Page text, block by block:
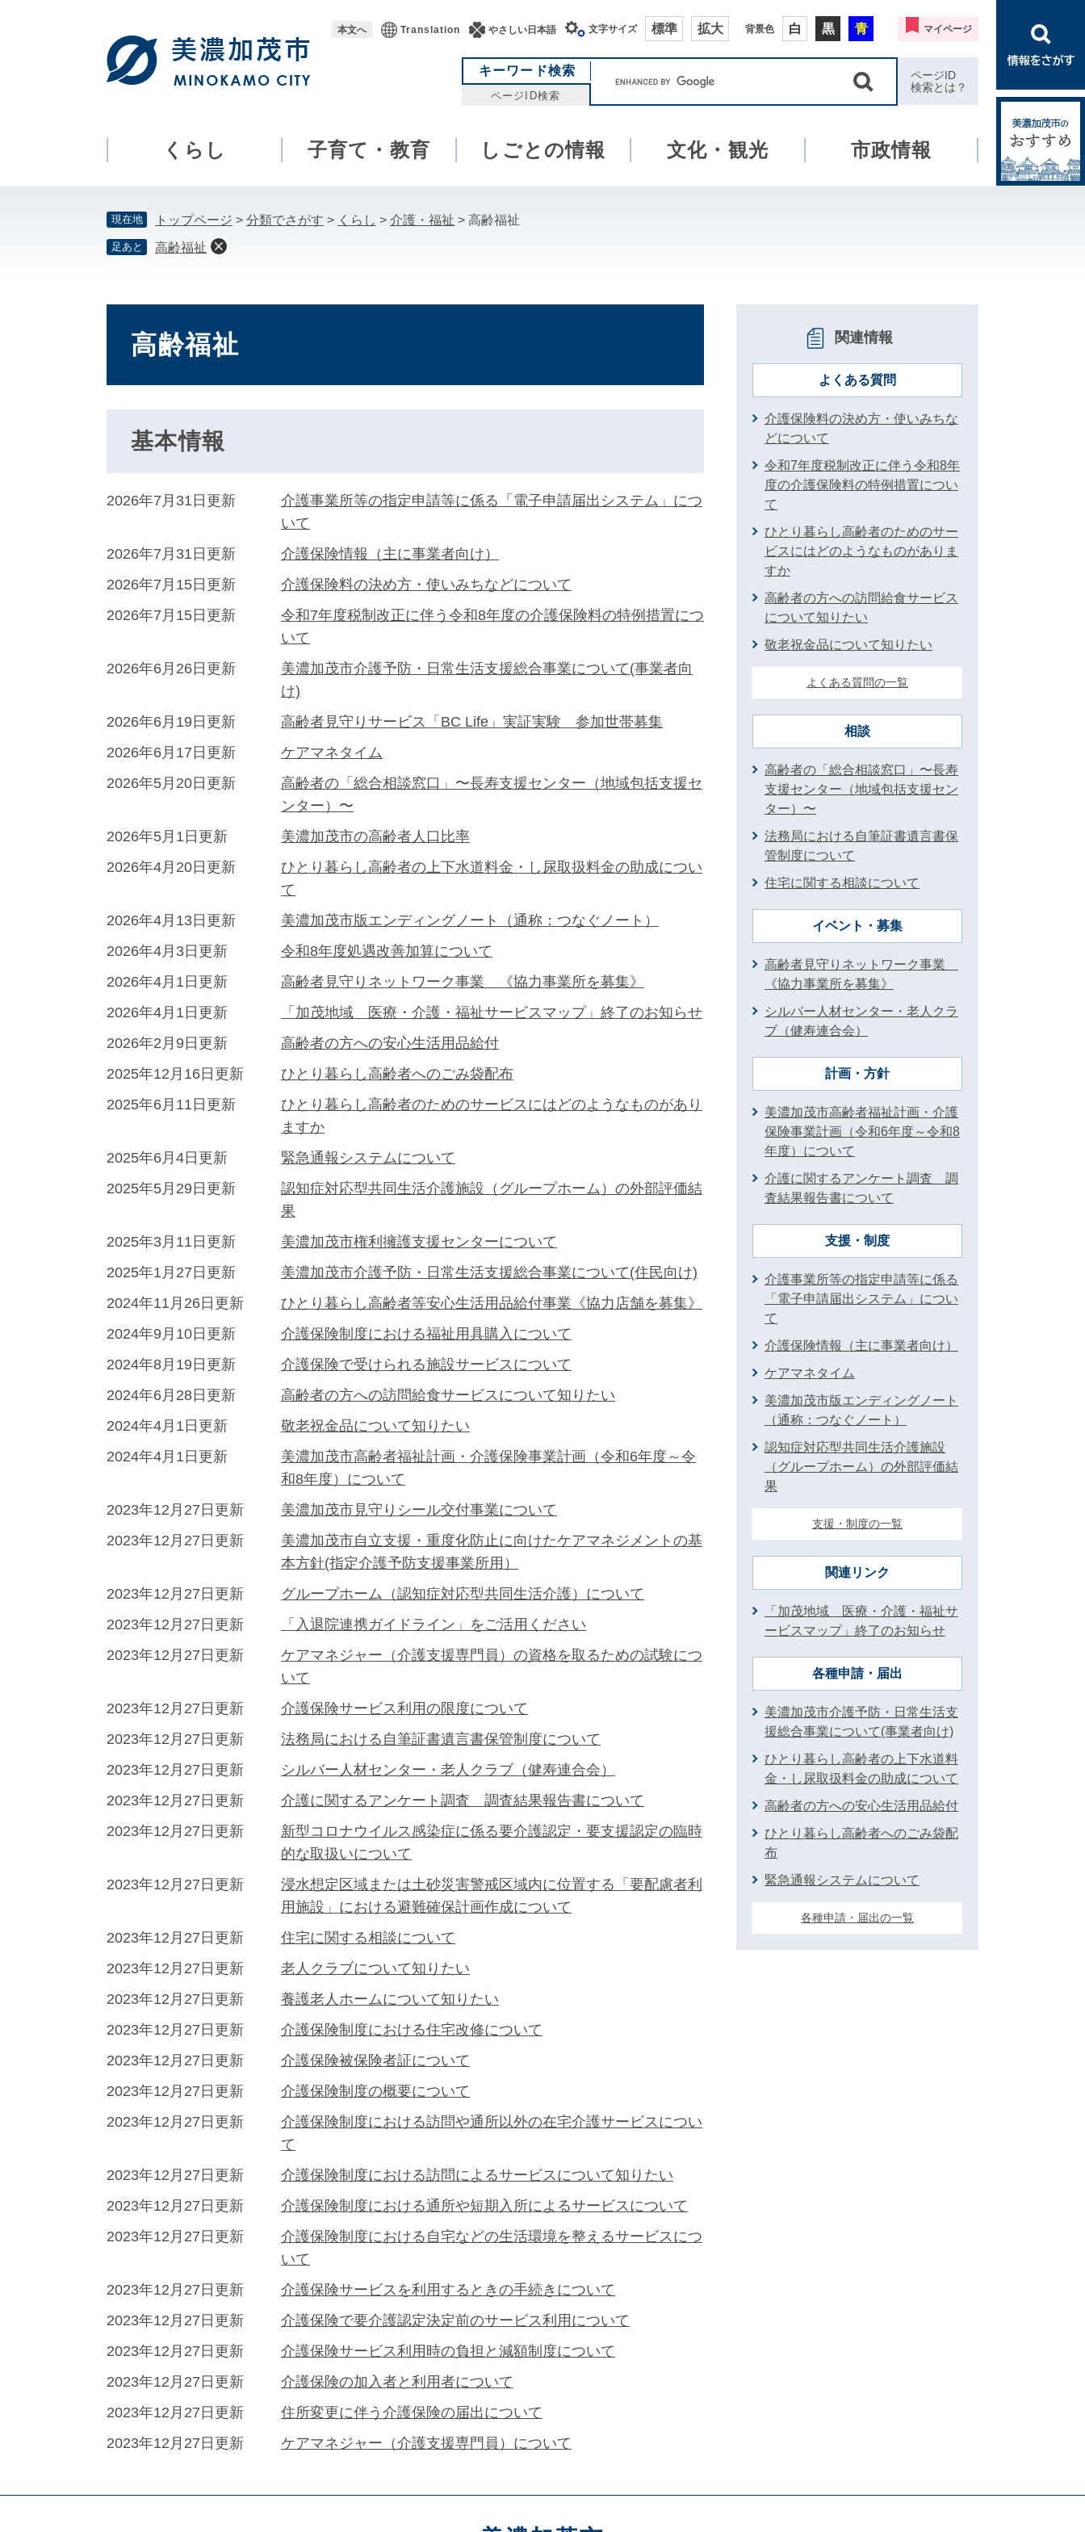
本
本文へ Translation やさしい日本語 文字サイズ 標準 拡大 背景色 白 黒 青 マイページ
キーワード検索
ページID検索
ワ
ド
索
ページID
検索とは？
くらし 子育て・教育 しごとの情報 文化・観光 市政情報
現在地 トップページ > 分類でさがす > くらし > 介護・福祉 > 高齢福祉
足あと 高齢福祉
高齢福祉
基本情報
2026年7月31日更新
介護事業所等の指定申請等に係る「電子申請届出システム」につ
いて
2026年7月31日更新
介護保険情報（主に事業者向け）
2026年7月15日更新
介護保険料の決め方・使いみちなどについて
2026年7月15日更新
令和7年度税制改正に伴う令和8年度の介護保険料の特例措置につ
いて
2026年6月26日更新
美濃加茂市介護予防・日常生活支援総合事業について(事業者向
け)
2026年6月19日更新
高齢者見守りサービス「BC Life」実証実験 参加世帯募集
2026年6月17日更新
ケアマネタイム
2026年5月20日更新
高齢者の「総合相談窓口」〜長寿支援センター（地域包括支援セ
ンター）〜
2026年5月1日更新
美濃加茂市の高齢者人口比率
2026年4月20日更新
ひとり暮らし高齢者の上下水道料金・し尿取扱料金の助成につい
て
2026年4月13日更新
美濃加茂市版エンディングノート（通称：つなぐノート）
2026年4月3日更新
令和8年度処遇改善加算について
2026年4月1日更新
高齢者見守りネットワーク事業 《協力事業所を募集》
2026年4月1日更新
「加茂地域 医療・介護・福祉サービスマップ」終了のお知らせ
2026年2月9日更新
高齢者の方への安心生活用品給付
2025年12月16日更新
ひとり暮らし高齢者へのごみ袋配布
2025年6月11日更新
ひとり暮らし高齢者のためのサービスにはどのようなものがあり
ますか
2025年6月4日更新
緊急通報システムについて
2025年5月29日更新
認知症対応型共同生活介護施設（グループホーム）の外部評価結
果
2025年3月11日更新
美濃加茂市権利擁護支援センターについて
2025年1月27日更新
美濃加茂市介護予防・日常生活支援総合事業について(住民向け)
2024年11月26日更新
ひとり暮らし高齢者等安心生活用品給付事業《協力店舗を募集》
2024年9月10日更新
介護保険制度における福祉用具購入について
2024年8月19日更新
介護保険で受けられる施設サービスについて
2024年6月28日更新
高齢者の方への訪問給食サービスについて知りたい
2024年4月1日更新
敬老祝金品について知りたい
2024年4月1日更新
美濃加茂市高齢者福祉計画・介護保険事業計画（令和6年度～令
和8年度）について
2023年12月27日更新
美濃加茂市見守りシール交付事業について
2023年12月27日更新
美濃加茂市自立支援・重度化防止に向けたケアマネジメントの基
本方針(指定介護予防支援事業所用）
2023年12月27日更新
グループホーム（認知症対応型共同生活介護）について
2023年12月27日更新
「入退院連携ガイドライン」をご活用ください
2023年12月27日更新
ケアマネジャー（介護支援専門員）の資格を取るための試験につ
いて
2023年12月27日更新
介護保険サービス利用の限度について
2023年12月27日更新
法務局における自筆証書遺言書保管制度について
2023年12月27日更新
シルバー人材センター・老人クラブ（健寿連合会）
2023年12月27日更新
介護に関するアンケート調査 調査結果報告書について
2023年12月27日更新
新型コロナウイルス感染症に係る要介護認定・要支援認定の臨時
的な取扱いについて
2023年12月27日更新
浸水想定区域または土砂災害警戒区域内に位置する「要配慮者利
用施設」における避難確保計画作成について
2023年12月27日更新
住宅に関する相談について
2023年12月27日更新
老人クラブについて知りたい
2023年12月27日更新
養護老人ホームについて知りたい
2023年12月27日更新
介護保険制度における住宅改修について
2023年12月27日更新
介護保険被保険者証について
2023年12月27日更新
介護保険制度の概要について
2023年12月27日更新
介護保険制度における訪問や通所以外の在宅介護サービスについ
て
2023年12月27日更新
介護保険制度における訪問によるサービスについて知りたい
2023年12月27日更新
介護保険制度における通所や短期入所によるサービスについて
2023年12月27日更新
介護保険制度における自宅などの生活環境を整えるサービスにつ
いて
2023年12月27日更新
介護保険サービスを利用するときの手続きについて
2023年12月27日更新
介護保険で要介護認定決定前のサービス利用について
2023年12月27日更新
介護保険サービス利用時の負担と減額制度について
2023年12月27日更新
介護保険の加入者と利用者について
2023年12月27日更新
住所変更に伴う介護保険の届出について
2023年12月27日更新
ケアマネジャー（介護支援専門員）について
関連情報
よくある質問
介護保険料の決め方・使いみちな
どについて
令和7年度税制改正に伴う令和8年
度の介護保険料の特例措置につい
て
ひとり暮らし高齢者のためのサー
ビスにはどのようなものがありま
すか
高齢者の方への訪問給食サービス
について知りたい
敬老祝金品について知りたい
よくある質問の一覧
相談
高齢者の「総合相談窓口」〜長寿
支援センター（地域包括支援セン
ター）〜
法務局における自筆証書遺言書保
管制度について
住宅に関する相談について
イベント・募集
高齢者見守りネットワーク事業
《協力事業所を募集》
シルバー人材センター・老人クラ
ブ（健寿連合会）
計画・方針
美濃加茂市高齢者福祉計画・介護
保険事業計画（令和6年度～令和8
年度）について
介護に関するアンケート調査 調
査結果報告書について
支援・制度
介護事業所等の指定申請等に係る
「電子申請届出システム」につい
て
介護保険情報（主に事業者向け）
ケアマネタイム
美濃加茂市版エンディングノート
（通称：つなぐノート）
認知症対応型共同生活介護施設
（グループホーム）の外部評価結
果
支援・制度の一覧
関連リンク
「加茂地域 医療・介護・福祉サ
ービスマップ」終了のお知らせ
各種申請・届出
美濃加茂市介護予防・日常生活支
援総合事業について(事業者向け)
ひとり暮らし高齢者の上下水道料
金・し尿取扱料金の助成について
高齢者の方への安心生活用品給付
ひとり暮らし高齢者へのごみ袋配
布
緊急通報システムについて
各種申請・届出の一覧